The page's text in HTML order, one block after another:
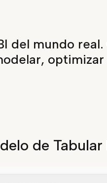
del mundo real.
de